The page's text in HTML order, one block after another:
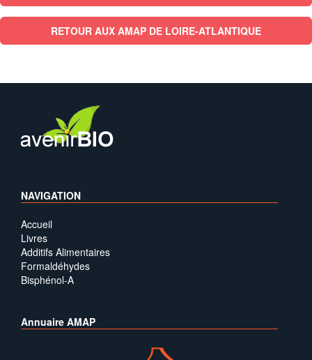
RETOUR AUX AMAP DE LOIRE-ATLANTIQUE
NAVIGATION
Accueil
Livres
Additifs Alimentaires
Formaldéhydes
Bisphénol-A
Annuaire AMAP